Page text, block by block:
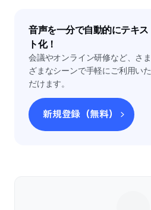
音声を一分で自動的にテキス
ト化！
会議やオンライン研修など、さま
ざまなシーンで手軽にご利用いた
だけます。
新規登録（無料）